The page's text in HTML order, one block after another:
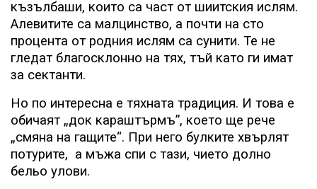
къзълбаши, които са част от шиитския ислям.
Алевитите са малцинство, а почти на сто
процента от родния ислям са сунити. Те не
гледат благосклонно на тях, тъй като ги имат
за сектанти.
Но по интересна е тяхната традиция. И това е
обичаят „док караштърмъ”, което ще рече
„смяна на гащите“. При него булките хвърлят
потурите, а мъжа спи с тази, чието долно
бельо улови.